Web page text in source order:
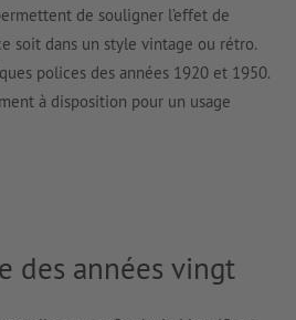
de souligner l’effet de
soit dans un style vintage ou rétro.
polices des années 1920 et 1950.
à disposition pour un usage
des années vingt